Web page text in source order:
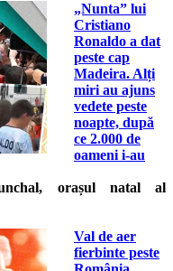
„Nunta” lui
Cristiano
Ronaldo a dat
peste cap
Madeira. Alți
miri au ajuns
vedete peste
noapte, după
ce 2.000 de
oameni i-au
orașul natal al
Val de aer
fierbinte peste